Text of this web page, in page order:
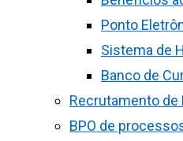
Ponto
Sistema de
Banco de
Recrutamento de
BPO de